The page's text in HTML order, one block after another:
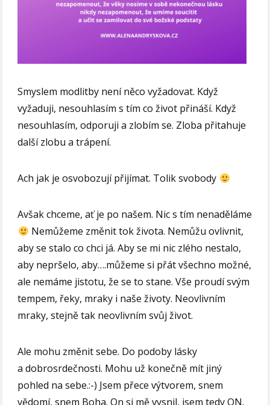
Smyslem modlitby není něco vyžadovat. Když
vyžaduji, nesouhlasím s tím co život přináší. Když
nesouhlasím, odporuji a zlobím se. Zloba přitahuje
další zlobu a trápení.
Ach jak je osvobozují přijímat. Tolik svobody
Avšak chceme, ať je po našem. Nic s tím nenaděláme
Nemůžeme změnit tok života. Nemůžu ovlivnit,
aby se stalo co chci já. Aby se mi nic zlého nestalo,
aby nepršelo, aby….můžeme si přát všechno možné,
ale nemáme jistotu, že se to stane. Vše proudí svým
tempem, řeky, mraky i naše životy. Neovlivním
mraky, stejně tak neovlivním svůj život.
Ale mohu změnit sebe. Do podoby lásky
a dobrosrdečnosti. Mohu už konečně mít jiný
pohled na sebe.:-) Jsem přece výtvorem, snem
vědomí, snem Boha. On si mě vysnil, jsem tedy ON.